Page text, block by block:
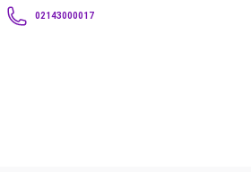
02143000017